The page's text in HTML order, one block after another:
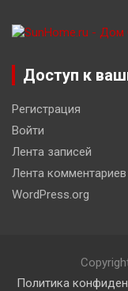
Доступ к
Регистрация
Войти
Лента записей
Лента комментариев
WordPress.org
Политика